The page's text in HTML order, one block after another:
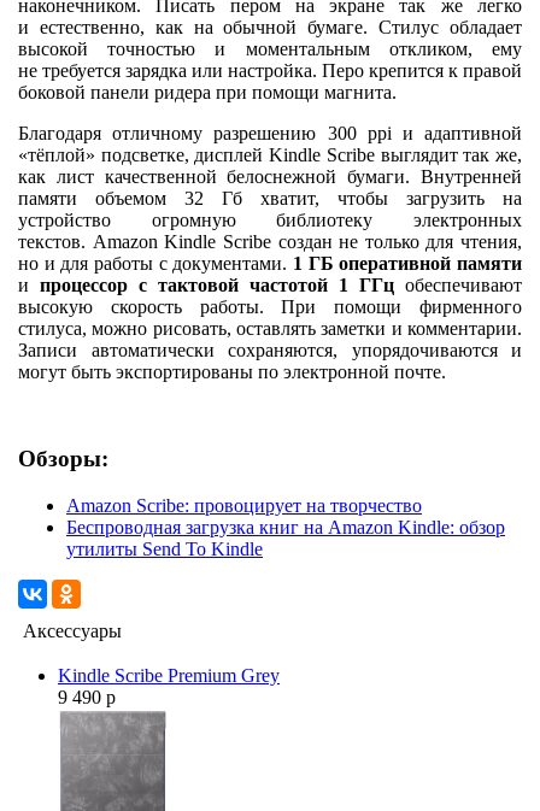
наконечником. Писать пером на экране так же легко
и естественно, как на обычной бумаге. Стилус обладает
высокой точностью и моментальным откликом, ему
не требуется зарядка или настройка. Перо крепится к правой
боковой панели ридера при помощи магнита.
Благодаря отличному разрешению 300 ppi и адаптивной
«тёплой» подсветке, дисплей Kindle Scribe выглядит так же,
как лист качественной белоснежной бумаги. Внутренней
памяти объемом 32 Гб хватит, чтобы загрузить на
устройство огромную библиотеку электронных
текстов. Amazon Kindle Scribe создан не только для чтения,
но и для работы с документами. 1 ГБ оперативной памяти
и процессор с тактовой частотой 1 ГГц обеспечивают
высокую скорость работы. При помощи фирменного
стилуса, можно рисовать, оставлять заметки и комментарии.
Записи автоматически сохраняются, упорядочиваются и
могут быть экспортированы по электронной почте.
Обзоры:
Amazon Scribe: провоцирует на творчество
Беспроводная загрузка книг на Amazon Kindle: обзор
утилиты Send To Kindle
Аксессуары
Kindle Scribe Premium Grey
9 490 р